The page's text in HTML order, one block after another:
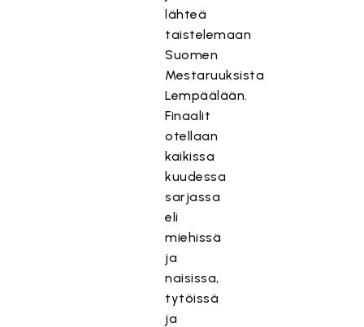
lähteä
taistelemaan
Suomen
Mestaruuksista
Lempäälään.
Finaalit
otellaan
kaikissa
kuudessa
sarjassa
eli
miehissä
ja
naisissa,
tytöissä
ja